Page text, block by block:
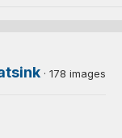
· 178 images